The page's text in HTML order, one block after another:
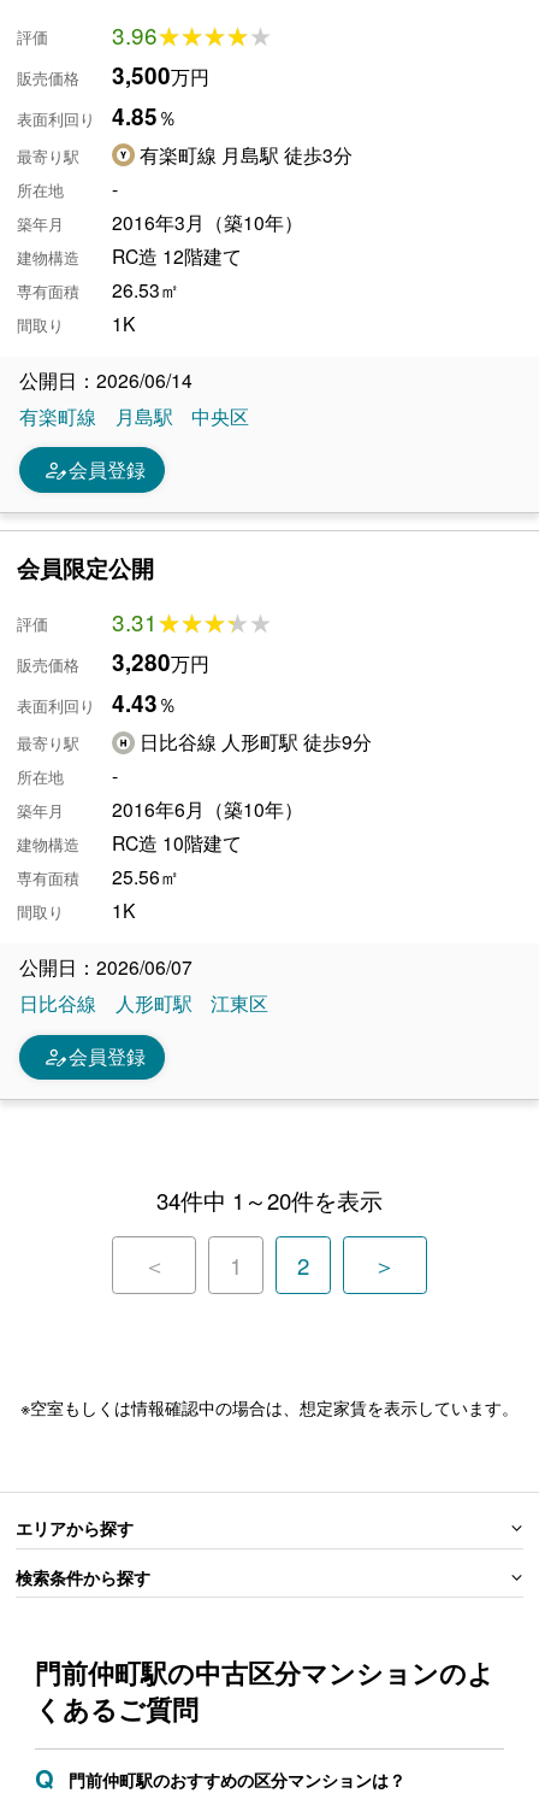
評価 3.96★★★★★
★★★★★
販売価格 3,500万円
表面利回り 4.85％
最寄り駅 有楽町線 月島駅 徒歩3分
所在地 -
築年月 2016年3月（築10年）
建物構造 RC造 12階建て
専有面積 26.53㎡
間取り 1K
公開日：2026/06/14
有楽町線
月島駅 中央区
person_edit会員登録
会員限定公開
評価 3.31★★★★★
★★★★★
販売価格 3,280万円
表面利回り 4.43％
最寄り駅 日比谷線 人形町駅 徒歩9分
所在地 -
築年月 2016年6月（築10年）
建物構造 RC造 10階建て
専有面積 25.56㎡
間取り 1K
公開日：2026/06/07
日比谷線
人形町駅 江東区
person_edit会員登録
34件中 1～20件を表示
＜ 1 2 ＞
※空室もしくは情報確認中の場合は、想定家賃を表示しています。
エリアから探す
検索条件から探す
門前仲町駅の中古区分マンションのよ
くあるご質問
門前仲町駅のおすすめの区分マンションは？